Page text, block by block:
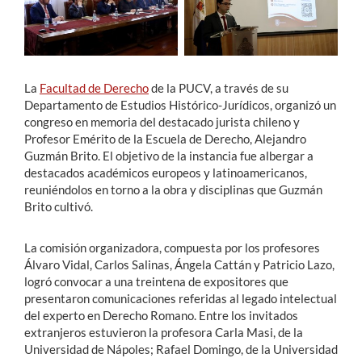
English
La Facultad de Derechode la PUCV, a través de su
Departamento de Estudios Histórico-Jurídicos, organizó un
congreso en memoria del destacado jurista chileno y
Profesor Emérito de la Escuela de Derecho, Alejandro
Guzmán Brito. El objetivo de la instancia fue albergar a
destacados académicos europeos y latinoamericanos,
reuniéndolos en torno a la obra y disciplinas que Guzmán
Brito cultivó.
La comisión organizadora, compuesta por los profesores
Álvaro Vidal, Carlos Salinas, Ángela Cattán y Patricio Lazo,
logró convocar a una treintena de expositores que
presentaron comunicaciones referidas al legado intelectual
del experto en Derecho Romano. Entre los invitados
extranjeros estuvieron la profesora Carla Masi, de la
Universidad de Nápoles; Rafael Domingo, de la Universidad